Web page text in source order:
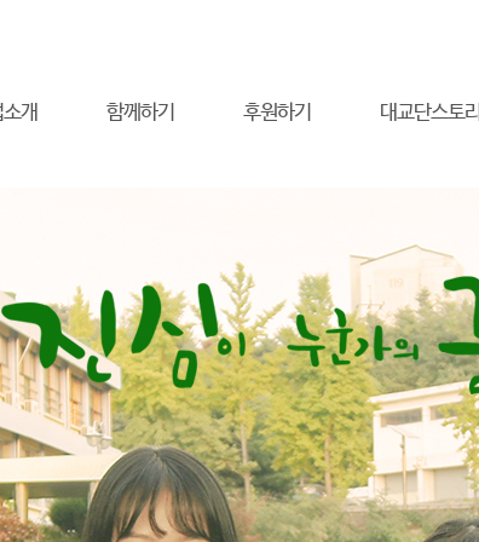
개 함께하기 후원하기 대교단스토리
0